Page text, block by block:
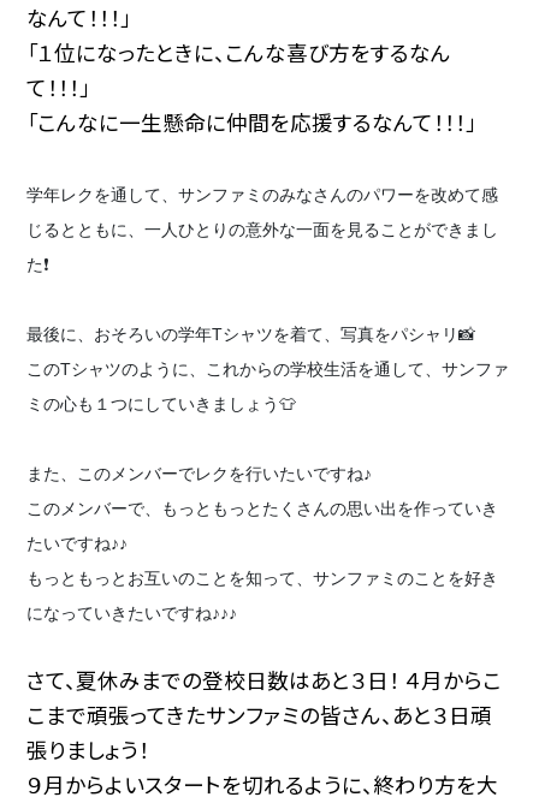
なんて！！！」
「１位になったときに、こんな喜び方をするなん
て！！！」
「こんなに一生懸命に仲間を応援するなんて！！！」
学年レクを通して、サンファミのみなさんのパワーを改めて感
じるとともに、一人ひとりの意外な一面を見ることができまし
た❗
最後に、おそろいの学年Tシャツを着て、写真をパシャリ📸
このTシャツのように、これからの学校生活を通して、サンファ
ミの心も１つにしていきましょう👕
また、このメンバーでレクを行いたいですね♪
このメンバーで、もっともっとたくさんの思い出を作っていき
たいですね♪♪
もっともっとお互いのことを知って、サンファミのことを好き
になっていきたいですね♪♪♪
さて、夏休みまでの登校日数はあと３日！ ４月からこ
こまで頑張ってきたサンファミの皆さん、あと３日頑
張りましょう！
９月からよいスタートを切れるように、終わり方を大